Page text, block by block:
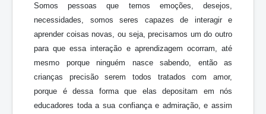
Somos pessoas que temos emoções, desejos,
necessidades, somos seres capazes de interagir e
aprender coisas novas, ou seja, precisamos um do outro
para que essa interação e aprendizagem ocorram, até
mesmo porque ninguém nasce sabendo, então as
crianças precisão serem todos tratados com amor,
porque é dessa forma que elas depositam em nós
educadores toda a sua confiança e admiração, e assim